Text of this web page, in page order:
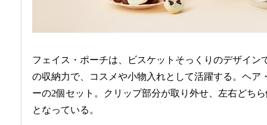
フェイス・ポーチは、ビスケットそっくりのデザイン
の収納力で、コスメや小物入れとして活躍する。ヘア
ーの2個セット。クリップ部分が取り外せ、左右どち
となっている。